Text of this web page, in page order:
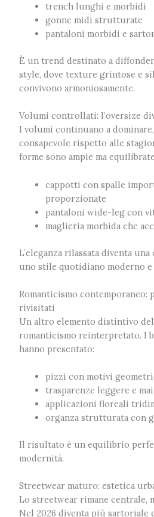
trench lunghi e morbidi
gonne midi strutturate
pantaloni morbidi e
È un trend destinato a
style, dove texture grintose e
convivono armoniosamente.
Volumi controllati: l’oversize
I volumi continuano a
consapevole rispetto alle
forme sono ampie ma
cappotti con spalle
proporzionate
pantaloni wide-leg con
maglieria morbida che
L’eleganza rilassata diventa
uno stile quotidiano moderno
Romanticismo contemporaneo:
rivisitati
Un altro elemento distintivo
romanticismo reinterpretato. I
hanno presentato:
pizzi con motivi
trasparenze leggere e
applicazioni floreali
organza strutturata con
Il risultato è un equilibrio
modernità.
Streetwear maturo: estetica
Lo streetwear rimane centrale,
Nel 2026 diventa più sartoriale